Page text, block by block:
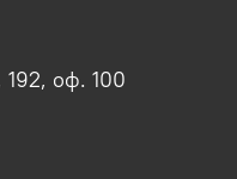
192, оф. 100